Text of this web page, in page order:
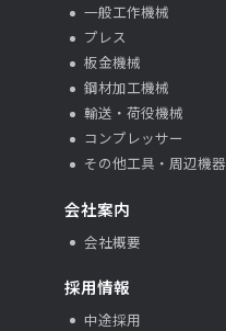
一般工作機械
プレス
板金機械
鋼材加工機械
輸送・荷役機械
コンプレッサー
その他工具・周辺機器
会社案内
会社概要
採用情報
中途採用